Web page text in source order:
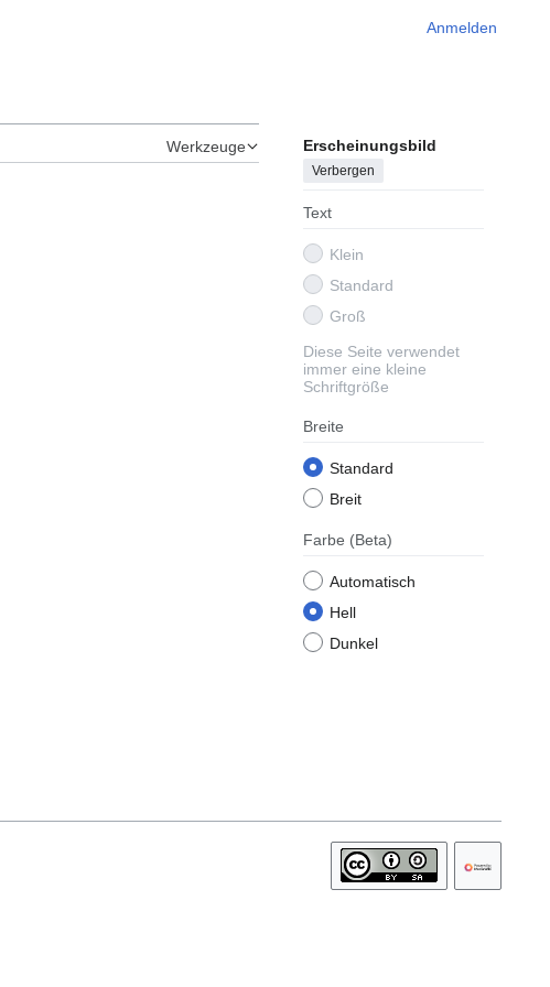
Anmelden
Werkzeuge Erscheinungsbild
Verbergen
Text
Klein
Standard
Groß
Diese Seite verwendet
immer eine kleine
Schriftgröße
Breite
Standard
Breit
Farbe (Beta)
Automatisch
Hell
Dunkel